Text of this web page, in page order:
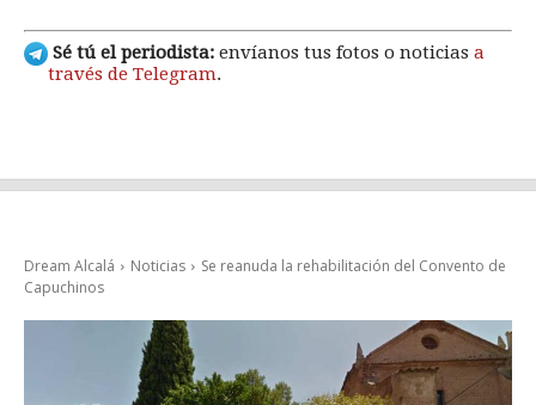
Sé tú el periodista: envíanos tus fotos o noticias a
través de Telegram.